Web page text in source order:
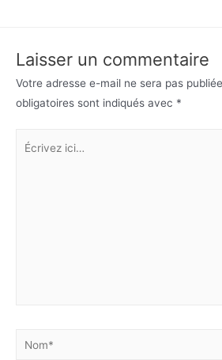
Laisser un commentaire
Votre adresse e-mail ne sera pas
obligatoires sont indiqués avec *